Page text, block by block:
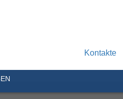
Kontakte